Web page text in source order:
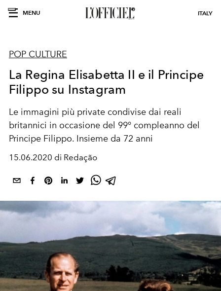
MENU ITALY
POP CULTURE
La Regina Elisabetta II e il Principe
Filippo su Instagram
Le immagini più private condivise dai reali
britannici in occasione del 99° compleanno del
Principe Filippo. Insieme da 72 anni
15.06.2020 di Redação